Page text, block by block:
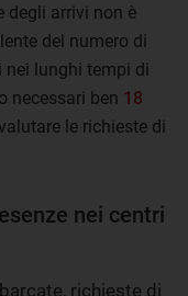
degli arrivi non è
del numero di
nei lunghi tempi di
necessari ben 18
le richieste di
nei centri
richieste di